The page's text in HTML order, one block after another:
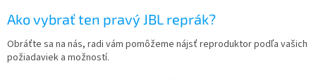
Ako vybrať ten pravý JBL reprák?
Obráťte sa na nás, radi vám pomôžeme nájsť reproduktor podľa vašich
požiadaviek a možností.